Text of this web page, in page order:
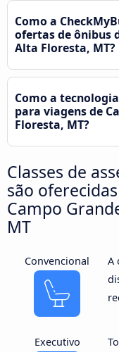
Como a
ofertas de ônibus
Alta Floresta, MT?
Como a
para viagens de
Floresta, MT?
Classes de
são
Campo
MT
Convencional
A
Executivo